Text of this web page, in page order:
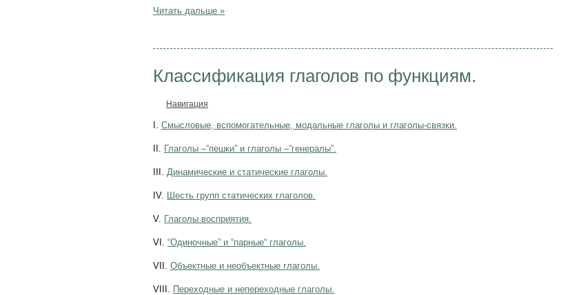
Читать дальше »
Классификация глаголов по функциям.
Навигация
I. Смысловые, вспомогательные, модальные глаголы и глаголы-связки.
II. Глаголы –“пешки” и глаголы –“генералы”.
III. Динамические и статические глаголы.
IV. Шесть групп статических глаголов.
V. Глаголы восприятия.
VI. “Одиночные” и “парные“ глаголы.
VII. Объектные и необъектные глаголы.
VIII. Переходные и непереходные глаголы.